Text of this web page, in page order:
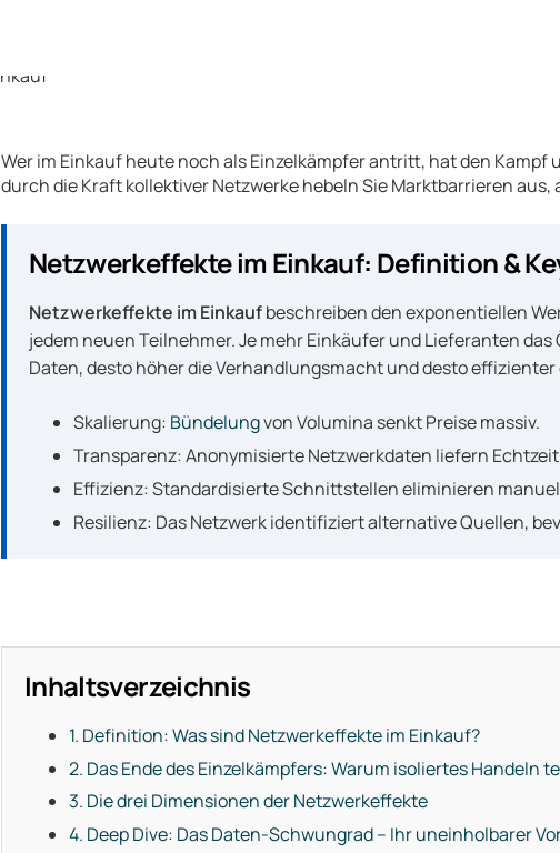
Wer im Einkauf heute noch als Einzelkämpfer antritt, hat den Kampf
durch die Kraft kollektiver Netzwerke hebeln Sie Marktbarrieren
Netzwerkeffekte im Einkauf: Definition &
Netzwerkeffekte im Einkaufbeschreiben den exponentiellen
jedem neuen Teilnehmer. Je mehr Einkäufer und Lieferanten
Daten, desto höher die Verhandlungsmacht und desto
Skalierung: Bündelungvon Volumina senkt Preise massiv.
Transparenz: Anonymisierte Netzwerkdaten liefern
Effizienz: Standardisierte Schnittstellen eliminieren
Resilienz: Das Netzwerk identifiziert alternative Quellen,
Inhaltsverzeichnis
1. Definition: Was sind Netzwerkeffekte im Einkauf?
2. Das Ende des Einzelkämpfers: Warum isoliertes Handeln
3. Die drei Dimensionen der Netzwerkeffekte
4. Deep Dive: Das Daten-Schwungrad – Ihr uneinholbarer